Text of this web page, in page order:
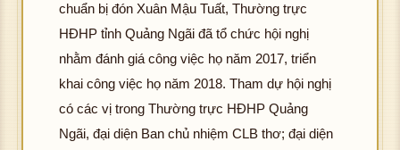
chuẩn bị đón Xuân Mậu Tuất, Thường trực
HĐHP tỉnh Quảng Ngãi đã tổ chức hội nghị
nhằm đánh giá công việc họ năm 2017, triển
khai công việc họ năm 2018. Tham dự hội nghị
có các vị trong Thường trực HĐHP Quảng
Ngãi, đại diện Ban chủ nhiệm CLB thơ; đại diện